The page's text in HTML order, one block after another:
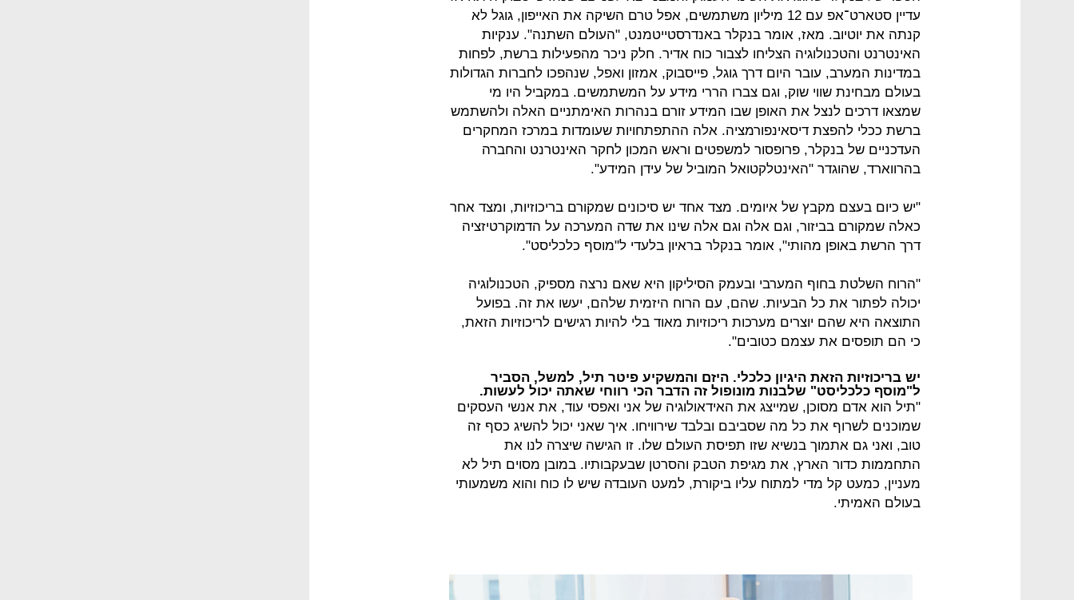
עדיין סטארט־אפ עם 12 מיליון משתמשים, אפל טרם השיקה את האייפון, גוגל לא
קנתה את יוטיוב. מאז, אומר בנקלר באנדרסטייטמנט, "העולם השתנה". ענקיות
האינטרנט והטכנולוגיה הצליחו לצבור כוח אדיר. חלק ניכר מהפעילות ברשת, לפחות
במדינות המערב, עובר היום דרך גוגל, פייסבוק, אמזון ואפל, שנהפכו לחברות הגדולות
בעולם מבחינת שווי שוק, וגם צברו הררי מידע על המשתמשים. במקביל היו מי
שמצאו דרכים לנצל את האופן שבו המידע זורם בנהרות האימתניים האלה ולהשתמש
ברשת ככלי להפצת דיסאינפורמציה. אלה ההתפתחויות שעומדות במרכז המחקרים
העדכניים של בנקלר, פרופסור למשפטים וראש המכון לחקר האינטרנט והחברה
בהרווארד, שהוגדר "האינטלקטואל המוביל של עידן המידע".
"יש כיום בעצם מקבץ של איומים. מצד אחד יש סיכונים שמקורם בריכוזיות, ומצד אחר
כאלה שמקורם בביזור, וגם אלה וגם אלה שינו את שדה המערכה על הדמוקרטיזציה
דרך הרשת באופן מהותי", אומר בנקלר בראיון בלעדי ל"מוסף כלכליסט".
"הרוח השלטת בחוף המערבי ובעמק הסיליקון היא שאם נרצה מספיק, הטכנולוגיה
יכולה לפתור את כל הבעיות. שהם, עם הרוח היזמית שלהם, יעשו את זה. בפועל
התוצאה היא שהם יוצרים מערכות ריכוזיות מאוד בלי להיות רגישים לריכוזיות הזאת,
כי הם תופסים את עצמם כטובים".
יש בריכוזיות הזאת היגיון כלכלי. היזם והמשקיע פיטר תיל, למשל, הסביר
ל"מוסף כלכליסט" שלבנות מונופול זה הדבר הכי רווחי שאתה יכול לעשות.
"תיל הוא אדם מסוכן, שמייצג את האידאולוגיה של אני ואפסי עוד, את אנשי העסקים
שמוכנים לשרוף את כל מה שסביבם ובלבד שירוויחו. איך שאני יכול להשיג כסף זה
טוב, ואני גם אתמוך בנשיא שזו תפיסת העולם שלו. זו הגישה שיצרה לנו את
התחממות כדור הארץ, את מגיפת הטבק והסרטן שבעקבותיו. במובן מסוים תיל לא
מעניין, כמעט קל מדי למתוח עליו ביקורת, למעט העובדה שיש לו כוח והוא משמעותי
בעולם האמיתי.